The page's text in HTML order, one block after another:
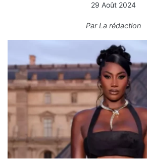
29 Août 2024
ParLa rédaction